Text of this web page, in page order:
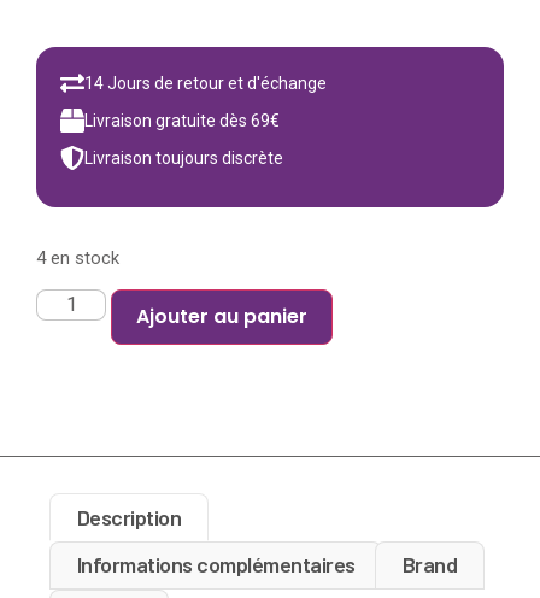
14 Jours de retour et d'échange
Livraison gratuite dès 69€
Livraison toujours discrète
4 en stock
Ajouter au panier
Description
Informations complémentaires
Brand